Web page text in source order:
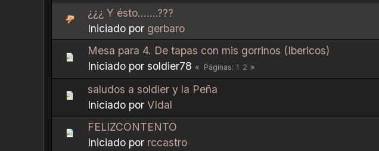
¿¿¿ Y ésto.......???
Iniciado por gerbaro
Mesa para 4. De tapas con mis gorrinos (Ibericos)
Iniciado por soldier78
Páginas 1 2
saludos a soldier y la Peña
Iniciado por VIdal
FELIZCONTENTO
Iniciado por rccastro